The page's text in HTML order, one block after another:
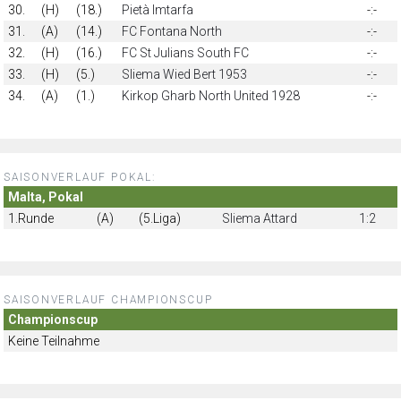
30. (H) (18.) Pietà Imtarfa
-:-
31.
(A) (14.) FC Fontana North
-:-
32.
(H) (16.) FC St Julians South FC
-:-
33.
(H) (5.) Sliema Wied Bert 1953
-:-
34.
(A) (1.) Kirkop Gharb North United 1928 -:-
SAISONVERLAUF POKAL:
Malta, Pokal
1.Runde
(A) (5.Liga) Sliema Attard 1:2
SAISONVERLAUF CHAMPIONSCUP
Championscup
Keine Teilnahme